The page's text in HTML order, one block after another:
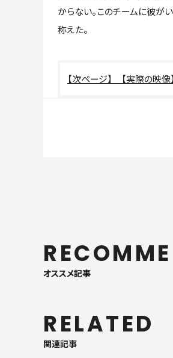
からない。このチームに彼が
称えた。
【実際の映
オススメ記事
RELATED
関連記事